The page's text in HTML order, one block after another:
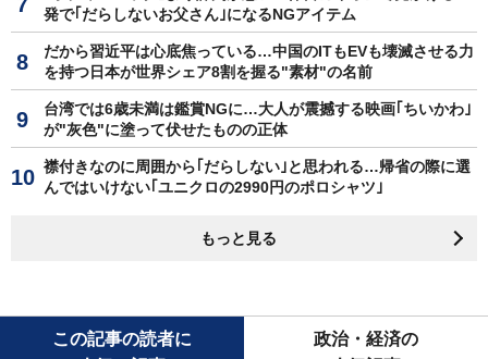
発で｢だらしないお父さん｣になるNGアイテム
だから習近平は心底焦っている…中国のITもEVも壊滅させる力
を持つ日本が世界シェア8割を握る"素材"の名前
台湾では6歳未満は鑑賞NGに…大人が震撼する映画｢ちいかわ｣
が"灰色"に塗って伏せたものの正体
襟付きなのに周囲から｢だらしない｣と思われる…帰省の際に選
んではいけない｢ユニクロの2990円のポロシャツ｣
もっと見る
この記事の読者に
政治・経済の